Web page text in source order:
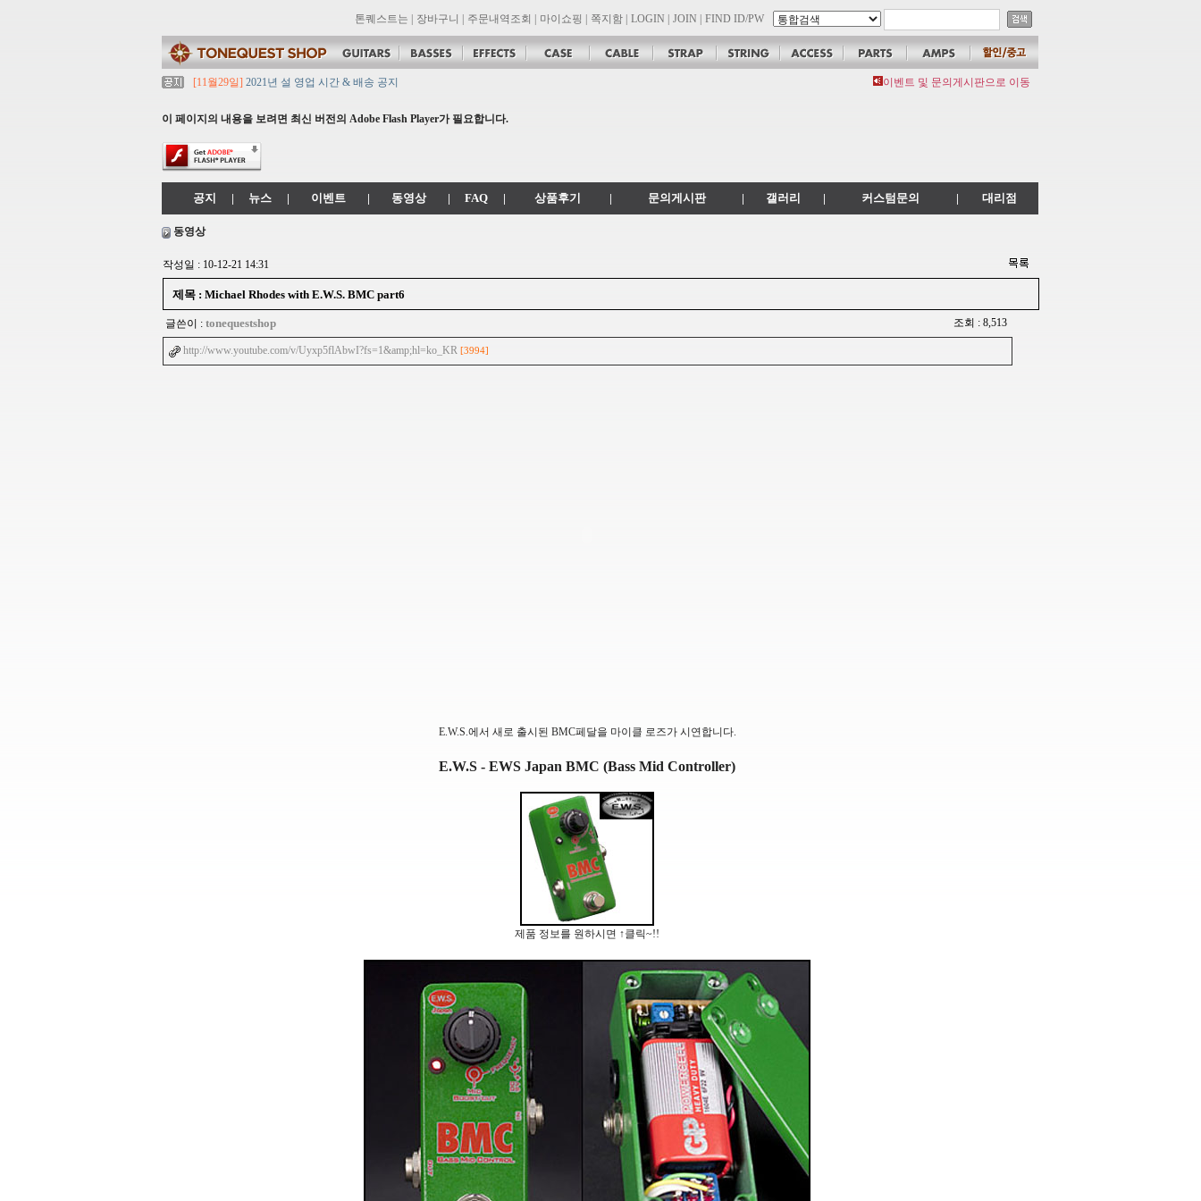
톤퀘스트는 장바구니 주문내역조회 마이쇼핑 쪽지함 LOGIN JOIN FIND ID/PW
[11월29일] 2021년 설 영업 시간 & 배송 공지
[11월29일]톤퀘스트 10월 휴무일 안내입니다.
[11월29일]
톤퀘스트쇼핑몰 리뉴얼 되었습니다. -> .com 에서 .co.kr 로 변경됩니다.
이벤트 및 문의게시판으로 이동
이 페이지의 내용을 보려면 최신 버전의 Adobe Flash Player가 필요합니다.
공지 | 뉴스 | 이벤트 | 동영상 | FAQ | 상품후기 | 문의게시판 | 갤러리 | 커스텀문의 | 대리점
동영상
작성일 : 10-12-21 14:31
제목 : Michael Rhodes with E.W.S. BMC part6
글쓴이 : tonequestshop 조회 : 8,513
http://www.youtube.com/v/Uyxp5flAbwI?fs=1&amp;hl=ko_KR [3994]
E.W.S.에서 새로 출시된 BMC페달을 마이클 로즈가 시연합니다.
E.W.S - EWS Japan BMC (Bass Mid Controller)
제품 정보를 원하시면 ↑클릭~!!